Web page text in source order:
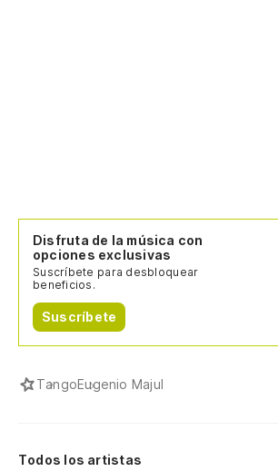
Disfruta de la música con
opciones exclusivas
Suscríbete para desbloquear
beneficios.
Suscríbete
TangoEugenio Majul
Todos los artistas